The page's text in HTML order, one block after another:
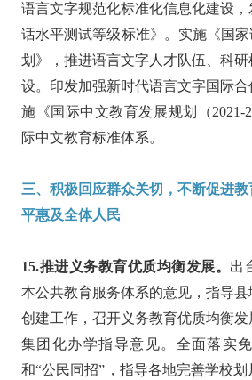
语言文字规范化标准化信息化建设
话水平测试等级标准》。实施《国
划》，推进语言文字人才队伍、科
设。印发加强新时代语言文字国际
施《国际中文教育发展规划（2021-
际中文教育标准体系。
三、积极回应群众关切，不断促进
平惠及全体人民
15.推进义务教育优质均衡发展。 出
本公共教育服务体系的意见，指导
创建工作，召开义务教育优质均衡发
集团化办学指导意见。全面落实
和“公民同招”，指导各地完善学校